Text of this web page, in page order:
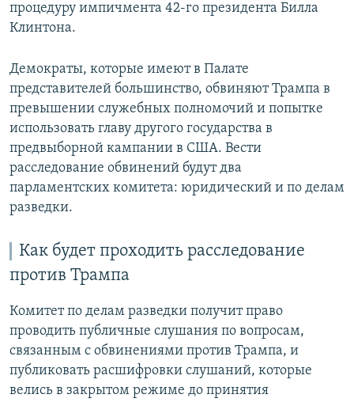
процедуру импичмента 42-го президента Билла
Клинтона.
Демократы, которые имеют в Палате
представителей большинство, обвиняют Трампа в
превышении служебных полномочий и попытке
использовать главу другого государства в
предвыборной кампании в США. Вести
расследование обвинений будут два
парламентских комитета: юридический и по делам
разведки.
Как будет проходить расследование
против Трампа
Комитет по делам разведки получит право
проводить публичные слушания по вопросам,
связанным с обвинениями против Трампа, и
публиковать расшифровки слушаний, которые
велись в закрытом режиме до принятия